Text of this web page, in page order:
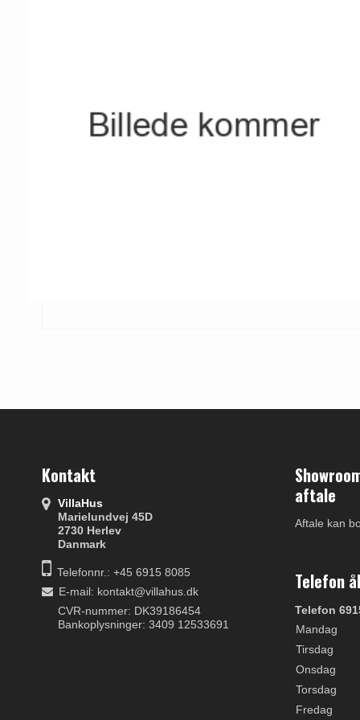
Kontakt
VillaHus
Marielundvej 45D
2730 Herlev
Danmark
Telefonnr.: +45 6915 8085
E-mail: kontakt@villahus.dk
CVR-nummer: DK39186454
Bankoplysninger: 3409 12533691
aftale
Aftale kan
Telefon
Telefon
Mandag
Tirsdag
Onsdag
Torsdag
Fredag